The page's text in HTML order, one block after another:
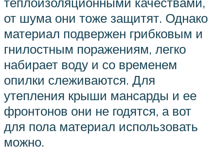
от шума они тоже защитят. Однако
материал подвержен грибковым и
гнилостным поражениям, легко
набирает воду и со временем
опилки слеживаются. Для
утепления крыши мансарды и ее
фронтонов они не годятся, а вот
для пола материал использовать
можно.